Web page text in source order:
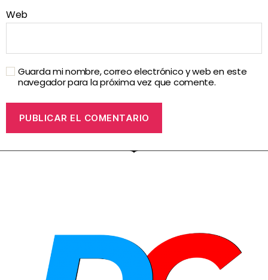
Web
Guarda mi nombre, correo electrónico y web en este
navegador para la próxima vez que comente.